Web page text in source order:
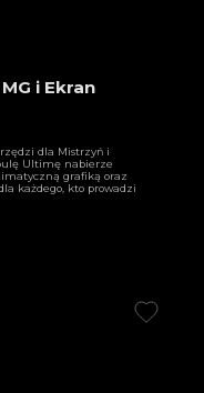
i Ekran
dla Mistrzyń i
Ultimę nabierze
grafiką oraz
każdego, kto prowadzi